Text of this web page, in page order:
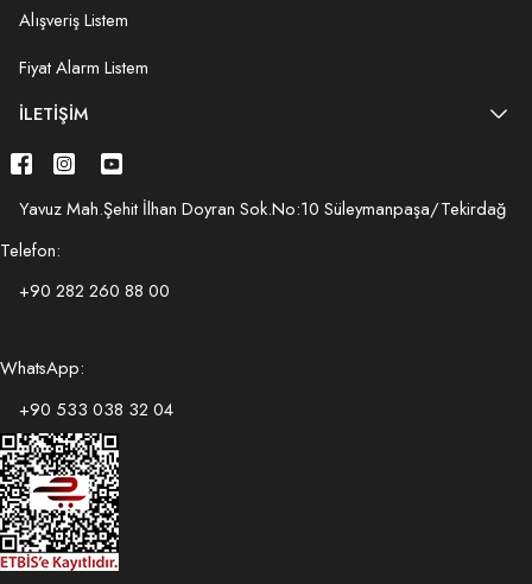
Alışveriş Listem
Fiyat Alarm Listem
İLETIŞIM
Yavuz Mah.Şehit İlhan Doyran Sok.No:10 Süleymanpaşa/Tekirdağ
Telefon:
+90 282 260 88 00
WhatsApp:
+90 533 038 32 04